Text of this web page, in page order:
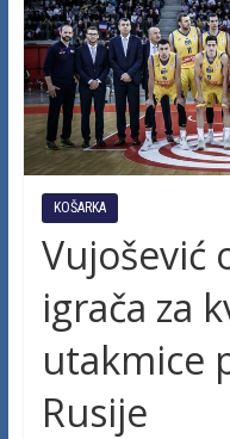
KOŠARKA
Vujošević
igrača za
utakmice
Rusije